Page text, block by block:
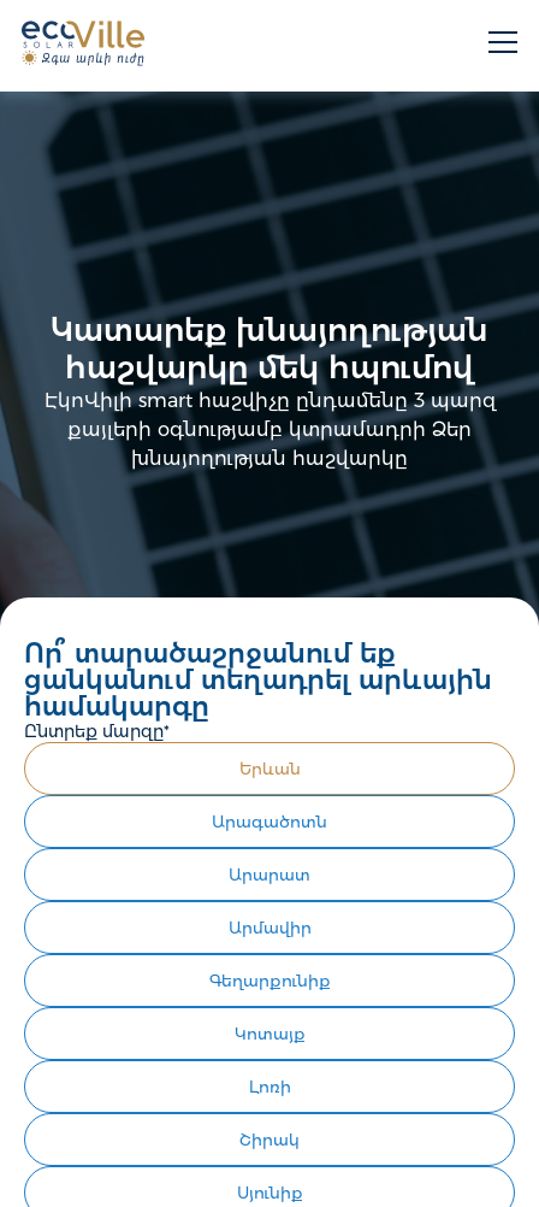
Կատարեք խնայողության
հաշվարկը մեկ հպումով
ԷկոՎիլի smart հաշվիչը ընդամենը 3 պարզ
քայլերի օգնությամբ կտրամադրի Ձեր
խնայողության հաշվարկը
Որ՞ տարածաշրջանում եք
ցանկանում տեղադրել արևային
համակարգը
Ընտրեք մարզը*
Երևան
Արագածոտն
Արարատ
Արմավիր
Գեղարքունիք
Կոտայք
Լոռի
Շիրակ
Սյունիք